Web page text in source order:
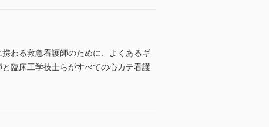
わる救急看護師のために、よくあるギ
臨床工学技士らがすべての心カテ看護